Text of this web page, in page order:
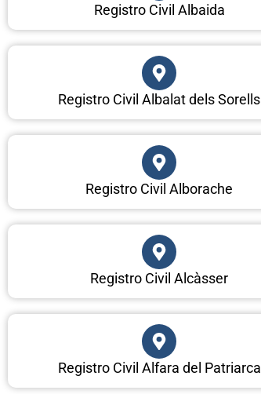
Registro Civil Albaida
Registro Civil Albalat dels Sorells
Registro Civil Alborache
Registro Civil Alcàsser
Registro Civil Alfara del Patriarca